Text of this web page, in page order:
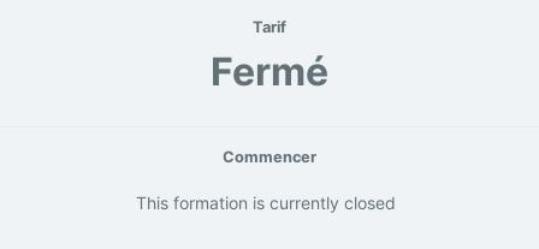
Tarif
Fermé
Commencer
This formation is currently closed